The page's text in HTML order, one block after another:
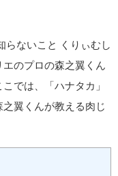
らないこと くりぃむし
のプロの森之翼くん
では、「ハナタカ」
翼くんが教える肉じ